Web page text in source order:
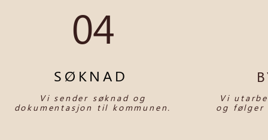
04
SØKNAD
Vi sender søknad og
dokumentasjon til kommunen.
Vi
og